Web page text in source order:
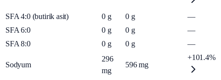
SFA 4:0 (butirik asit) 0 g 0 g
—
SFA 6:0
0 g 0 g
—
SFA 8:0
0 g 0 g —
Sodyum
296
mg
596 mg
+101.4%